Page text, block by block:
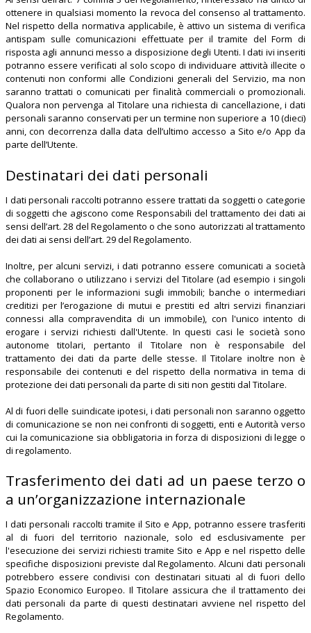
ottenere in qualsiasi momento la revoca del consenso al trattamento.
Nel rispetto della normativa applicabile, è attivo un sistema di verifica
antispam sulle comunicazioni effettuate per il tramite del Form di
risposta agli annunci messo a disposizione degli Utenti. I dati ivi inseriti
potranno essere verificati al solo scopo di individuare attività illecite o
contenuti non conformi alle Condizioni generali del Servizio, ma non
saranno trattati o comunicati per finalità commerciali o promozionali.
Qualora non pervenga al Titolare una richiesta di cancellazione, i dati
personali saranno conservati per un termine non superiore a 10 (dieci)
anni, con decorrenza dalla data dell’ultimo accesso a Sito e/o App da
parte dell’Utente.
Destinatari dei dati personali
I dati personali raccolti potranno essere trattati da soggetti o categorie
di soggetti che agiscono come Responsabili del trattamento dei dati ai
sensi dell’art. 28 del Regolamento o che sono autorizzati al trattamento
dei dati ai sensi dell’art. 29 del Regolamento.
Inoltre, per alcuni servizi, i dati potranno essere comunicati a società
che collaborano o utilizzano i servizi del Titolare (ad esempio i singoli
proponenti per le informazioni sugli immobili; banche o intermediari
creditizi per l’erogazione di mutui e prestiti ed altri servizi finanziari
connessi alla compravendita di un immobile), con l'unico intento di
erogare i servizi richiesti dall'Utente. In questi casi le società sono
autonome titolari, pertanto il Titolare non è responsabile del
trattamento dei dati da parte delle stesse. Il Titolare inoltre non è
responsabile dei contenuti e del rispetto della normativa in tema di
protezione dei dati personali da parte di siti non gestiti dal Titolare.
Al di fuori delle suindicate ipotesi, i dati personali non saranno oggetto
di comunicazione se non nei confronti di soggetti, enti e Autorità verso
cui la comunicazione sia obbligatoria in forza di disposizioni di legge o
di regolamento.
Trasferimento dei dati ad un paese terzo o
a un’organizzazione internazionale
I dati personali raccolti tramite il Sito e App, potranno essere trasferiti
al di fuori del territorio nazionale, solo ed esclusivamente per
l'esecuzione dei servizi richiesti tramite Sito e App e nel rispetto delle
specifiche disposizioni previste dal Regolamento. Alcuni dati personali
potrebbero essere condivisi con destinatari situati al di fuori dello
Spazio Economico Europeo. Il Titolare assicura che il trattamento dei
dati personali da parte di questi destinatari avviene nel rispetto del
Regolamento.